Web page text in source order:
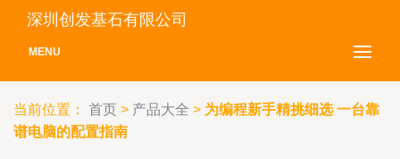
深圳创发基石有限公司
MENU
当前位置： 首页 > 产品大全 > 为编程新手精挑细选 一台靠
谱电脑的配置指南